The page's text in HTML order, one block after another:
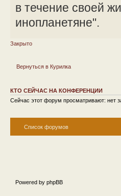
в течение своей
инопланетяне".
Закрыто
Вернуться в Курилка
КТО СЕЙЧАС НА КОНФЕРЕНЦИИ
Сейчас этот форум просматривают: нет
Список форумов
Powered by phpBB